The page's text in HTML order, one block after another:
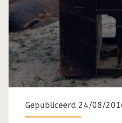
Gepubliceerd 24/08/